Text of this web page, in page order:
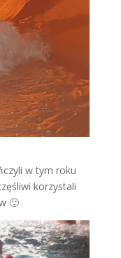
w tym roku
korzystali
🙂